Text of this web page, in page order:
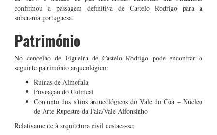
confirmou a passagem definitiva de Castelo Rodrigo para a
soberania portuguesa.
Património
No concelho de Figueira de Castelo Rodrigo pode encontrar o
seguinte património arqueológico:
Ruínas de Almofala
Povoação do Colmeal
Conjunto dos sítios arqueológicos do Vale do Côa – Núcleo
de Arte Rupestre da Faia/Vale Alfonsinho
Relativamente à arquitetura civil destaca-se: